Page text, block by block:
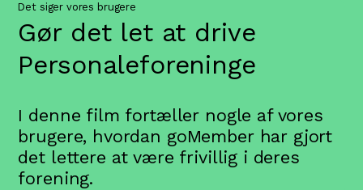
Det siger vores brugere
Gør det let at drive
Personaleforeningen
I denne film fortæller nogle af vores
brugere, hvordan goMember har gjort
det lettere at være frivillig i deres
forening.